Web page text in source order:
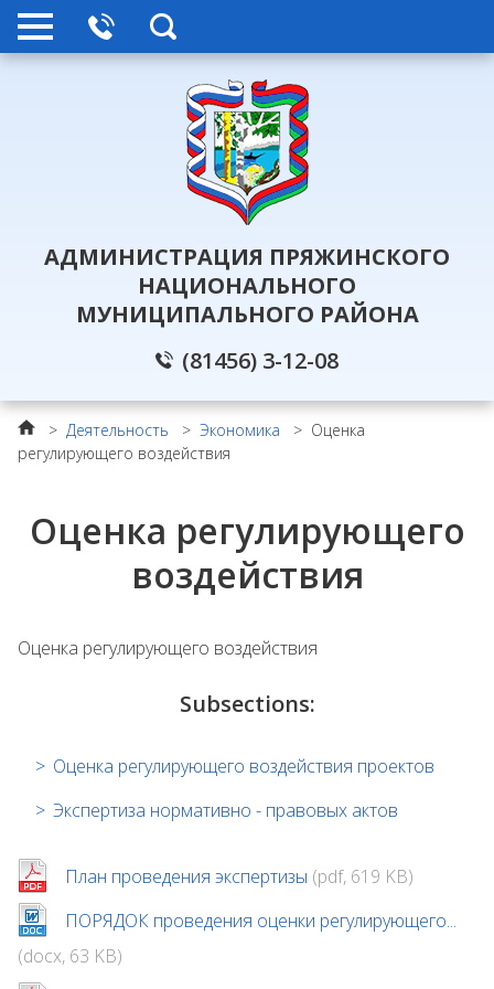
АДМИНИСТРАЦИЯ ПРЯЖИНСКОГО
НАЦИОНАЛЬНОГО
МУНИЦИПАЛЬНОГО РАЙОНА
(81456) 3-12-08
> Деятельность > Экономика > Оценка
регулирующего воздействия
Оценка регулирующего
воздействия
Оценка регулирующего воздействия
Subsections:
Оценка регулирующего воздействия проектов
Экспертиза нормативно - правовых актов
План проведения экспертизы (pdf, 619 KB)
ПОРЯДОК проведения оценки регулирующего...
(docx, 63 KB)